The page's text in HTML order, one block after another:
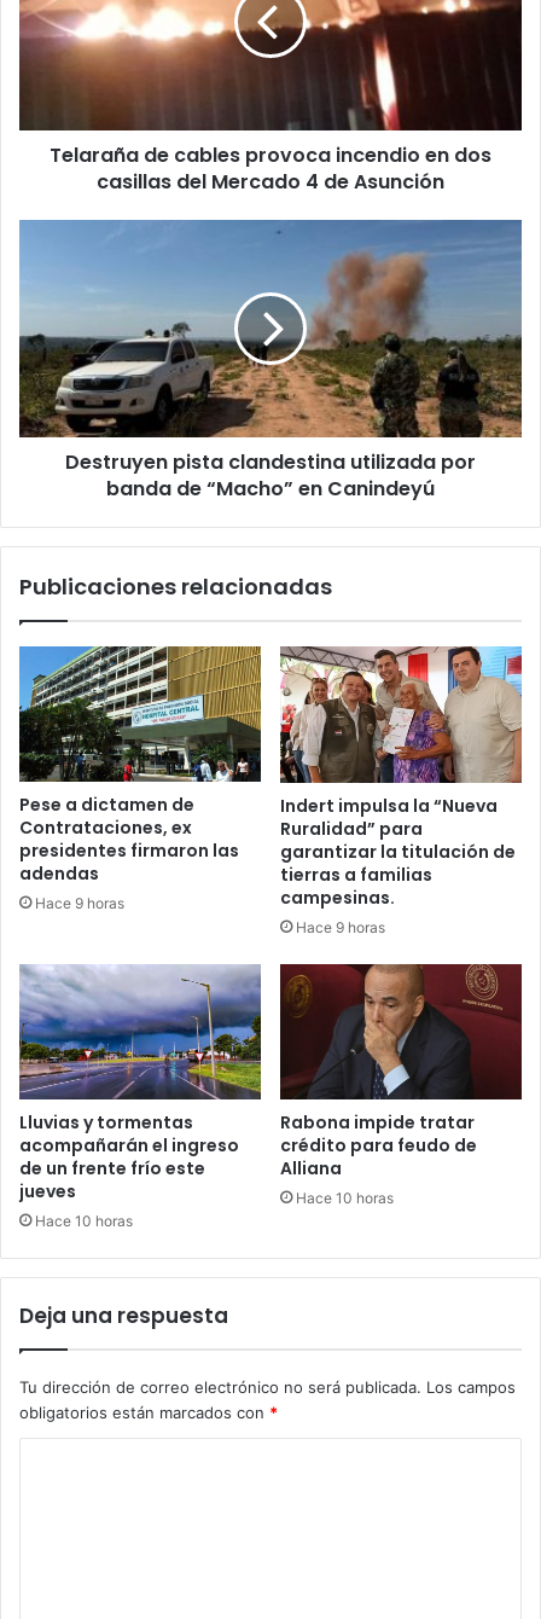
Telaraña de cables provoca incendio en dos
casillas del Mercado 4 de Asunción
Destruyen pista clandestina utilizada por
banda de “Macho” en Canindeyú
Publicaciones relacionadas
Pese a dictamen de
Contrataciones, ex
presidentes firmaron las
adendas
Hace 9 horas
Indert impulsa la “Nueva
Ruralidad” para
garantizar la titulación de
tierras a familias
campesinas.
Hace 9 horas
Lluvias y tormentas
acompañarán el ingreso
de un frente frío este
jueves
Hace 10 horas
Rabona impide tratar
crédito para feudo de
Alliana
Hace 10 horas
Deja una respuesta
Tu dirección de correo electrónico no será publicada. Los campos
obligatorios están marcados con *